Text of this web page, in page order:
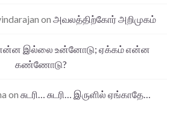
on அவலத்திற்கோர் அறிமுகம்
இல்லை உன்னோடு; ஏக்கம் என்ன
கண்ணோடு?
on சுடரி… சுடரி… இருளில் ஏங்காதே…